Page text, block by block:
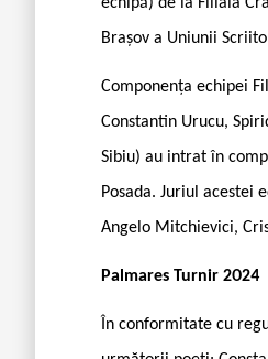
Brașov a Uniunii
Componența echipei
Constantin Urucu,
Sibiu) au intrat în
Posada. Juriul acestei
Angelo Mitchievici,
Palmares Turnir 2024
În conformitate cu